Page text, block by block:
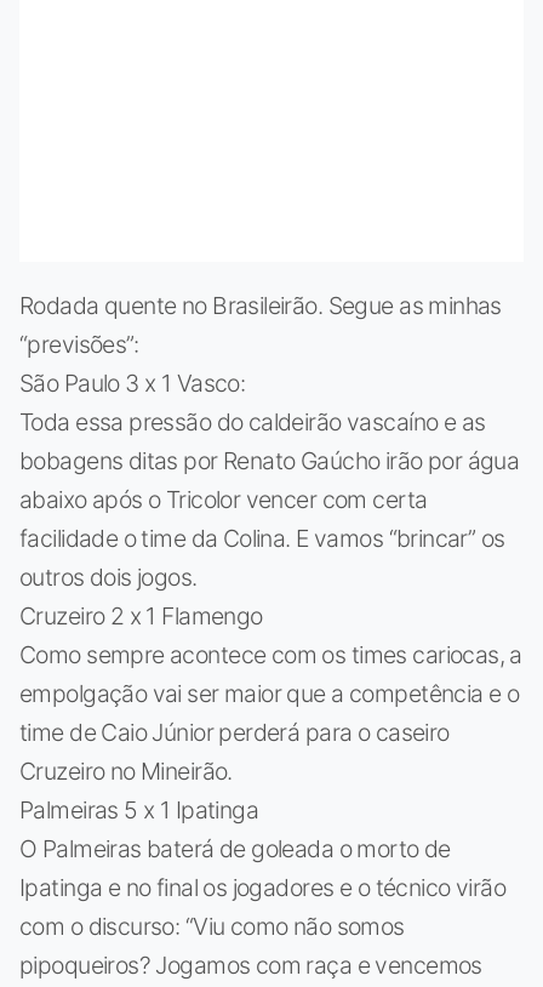
Rodada quente no Brasileirão. Segue as minhas
“previsões”:
São Paulo 3 x 1 Vasco:
Toda essa pressão do caldeirão vascaíno e as
bobagens ditas por Renato Gaúcho irão por água
abaixo após o Tricolor vencer com certa
facilidade o time da Colina. E vamos “brincar” os
outros dois jogos.
Cruzeiro 2 x 1 Flamengo
Como sempre acontece com os times cariocas, a
empolgação vai ser maior que a competência e o
time de Caio Júnior perderá para o caseiro
Cruzeiro no Mineirão.
Palmeiras 5 x 1 Ipatinga
O Palmeiras baterá de goleada o morto de
Ipatinga e no final os jogadores e o técnico virão
com o discurso: “Viu como não somos
pipoqueiros? Jogamos com raça e vencemos